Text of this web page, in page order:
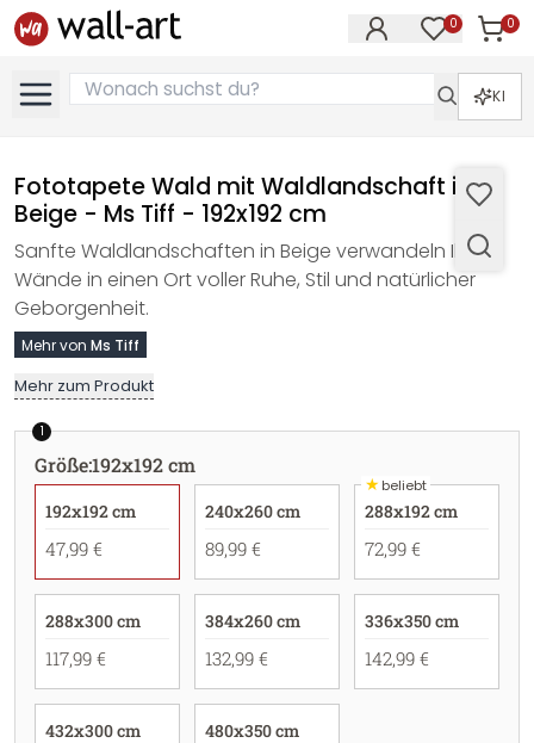
0 0
KI
Fototapete Wald mit Waldlandschaft in
Beige - Ms Tiff - 192x192 cm
Sanfte Waldlandschaften in Beige verwandeln Ihre
Wände in einen Ort voller Ruhe, Stil und natürlicher
Geborgenheit.
Mehr von Ms Tiff
Mehr zum Produkt
1
Größe:192x192 cm
192x192 cm
47,99 €
240x260 cm
89,99 €
★beliebt
288x192 cm
72,99 €
288x300 cm
117,99 €
384x260 cm
132,99 €
336x350 cm
142,99 €
432x300 cm 480x350 cm